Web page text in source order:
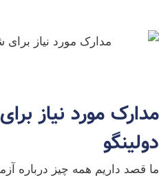
مورد نیاز